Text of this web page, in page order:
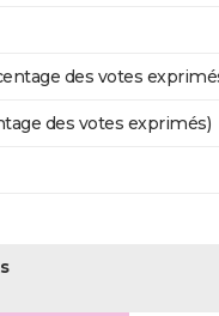
des votes
des votes exprimés)